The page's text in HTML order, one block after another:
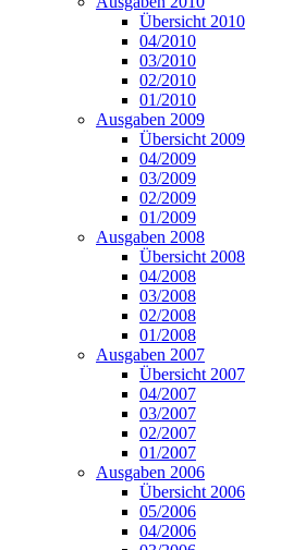
Übersicht 2010
04/2010
03/2010
02/2010
01/2010
Ausgaben 2009
Übersicht 2009
04/2009
03/2009
02/2009
01/2009
Ausgaben 2008
Übersicht 2008
04/2008
03/2008
02/2008
01/2008
Ausgaben 2007
Übersicht 2007
04/2007
03/2007
02/2007
01/2007
Ausgaben 2006
Übersicht 2006
05/2006
04/2006